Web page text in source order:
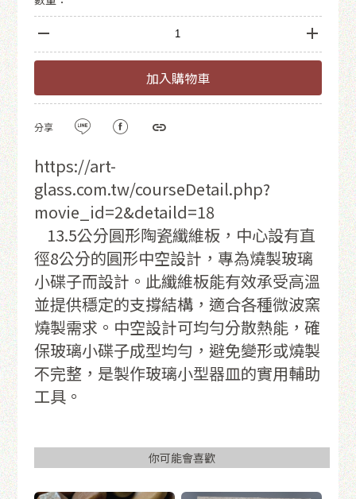
加入購物車
分享
https://art-
glass.com.tw/courseDetail.php?
movie_id=2&detaild=18
13.5公分圓形陶瓷纖維板，中心設有直
徑8公分的圓形中空設計，專為燒製玻璃
小碟子而設計。此纖維板能有效承受高溫
並提供穩定的支撐結構，適合各種微波窯
燒製需求。中空設計可均勻分散熱能，確
保玻璃小碟子成型均勻，避免變形或燒製
不完整，是製作玻璃小型器皿的實用輔助
工具。
你可能會喜歡